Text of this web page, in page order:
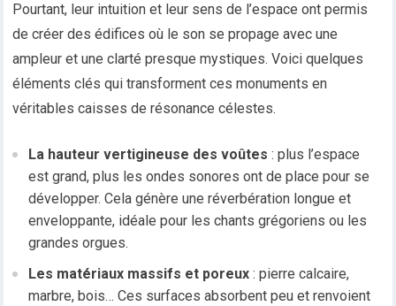
Pourtant, leur intuition et leur sens de l’espace ont permis
de créer des édifices où le son se propage avec une
ampleur et une clarté presque mystiques. Voici quelques
éléments clés qui transforment ces monuments en
véritables caisses de résonance célestes.
La hauteur vertigineuse des voûtes : plus l’espace
est grand, plus les ondes sonores ont de place pour se
développer. Cela génère une réverbération longue et
enveloppante, idéale pour les chants grégoriens ou les
grandes orgues.
Les matériaux massifs et poreux : pierre calcaire,
marbre, bois… Ces surfaces absorbent peu et renvoient